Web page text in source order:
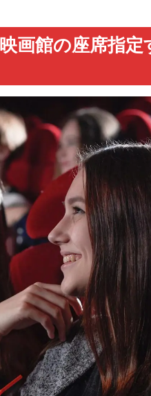
画館の座席指定